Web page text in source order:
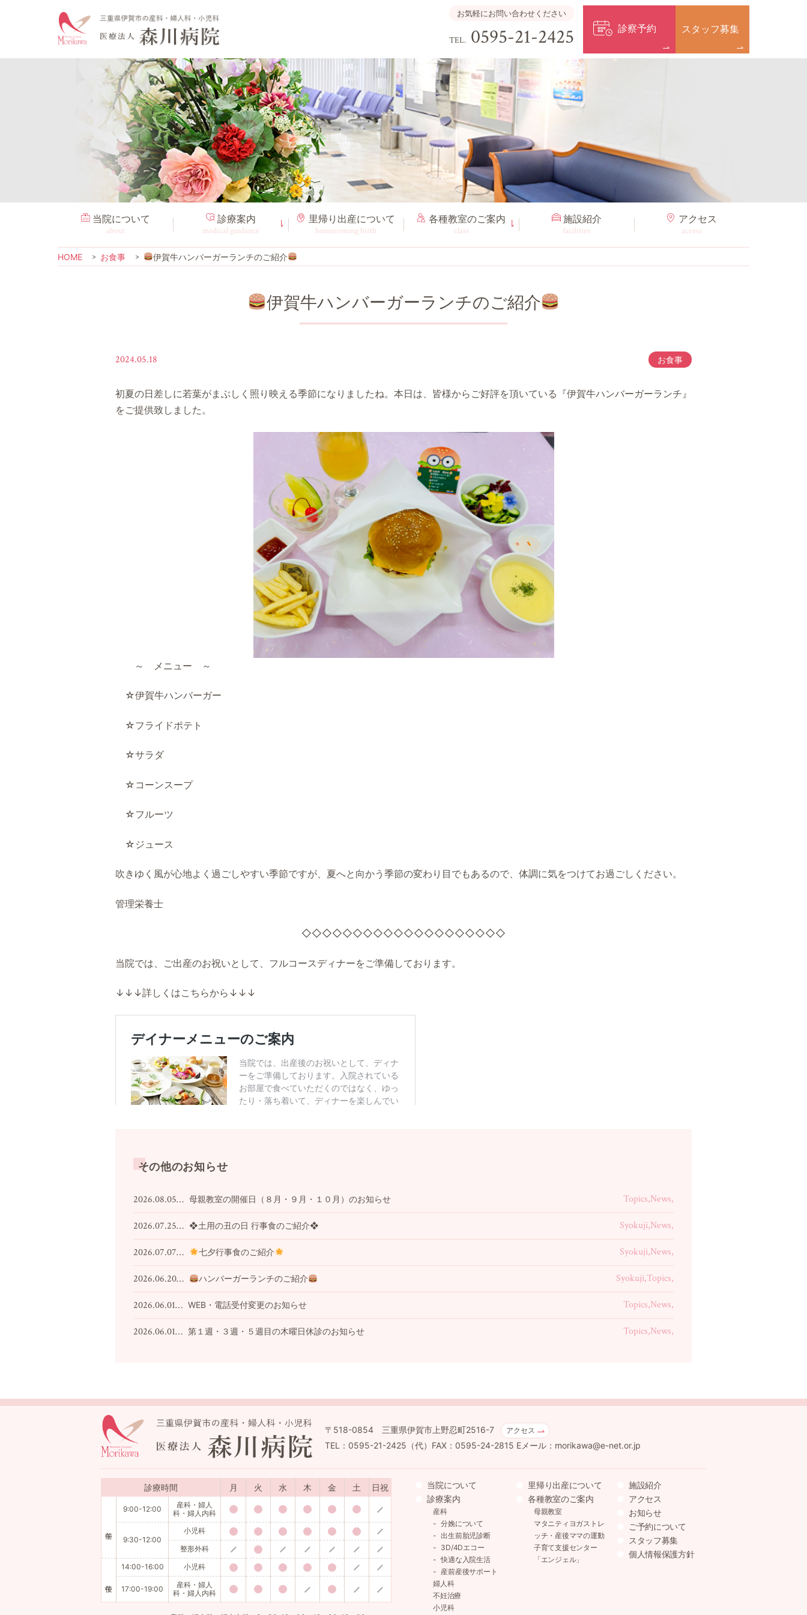
お気軽にお問い合わせください
TEL. 0595-21-2425 診察予約 スタッフ募集
当院について
about
診療案内
medical guidance
里帰り出産について
homecoming birth
各種教室のご案内
class
施設紹介
facilities
アクセス
access
HOME お食事 伊賀牛ハンバーガーランチのご紹介
伊賀牛ハンバーガーランチのご紹介
2024.05.18 お食事
初夏の日差しに若葉がまぶしく照り映える季節になりましたね。本日は、皆様からご好評を頂いている『伊賀牛ハンバーガーランチ』
をご提供致しました。
～ メニュー ～
☆伊賀牛ハンバーガー
☆フライドポテト
☆サラダ
☆コーンスープ
☆フルーツ
☆ジュース
吹きゆく風が心地よく過ごしやすい季節ですが、夏へと向かう季節の変わり目でもあるので、体調に気をつけてお過ごしください。
管理栄養士
◇◇◇◇◇◇◇◇◇◇◇◇◇◇◇◇◇◇◇◇
当院では、ご出産のお祝いとして、フルコースディナーをご準備しております。
↓↓↓詳しくはこちらから↓↓↓
その他のお知らせ
2026.08.05… Topics,News,
母親教室の開催日（８月・９月・１０月）のお知らせ
2026.07.25… Syokuji,News,
❖土用の丑の日 行事食のご紹介❖
2026.07.07… Syokuji,News,
七夕行事食のご紹介
2026.06.20… Syokuji,Topics,
ハンバーガーランチのご紹介
2026.06.01… Topics,News,
WEB・電話受付変更のお知らせ
2026.06.01… Topics,News,
第１週・３週・５週目の木曜日休診のお知らせ
〒518-0854 三重県伊賀市上野忍町2516-7 アクセス
TEL：0595-21-2425（代）FAX：0595-24-2815 Eメール：morikawa@e-net.or.jp
診療時間 月 火 水 木 金 土 日祝
9:00-12:00
産科・婦人
科・婦人内科
9:30-12:00
小児科
整形外科
14:00-16:00
小児科
17:00-19:00
産科・婦人
科・婦人内科
当院について
診療案内
産科
分娩について
出生前胎児診断
3D/4Dエコー
快適な入院生活
産前産後サポート
婦人科
不妊治療
小児科
里帰り出産について
各種教室のご案内
母親教室
マタニティヨガストレ
ッチ・産後ママの運動
子育て支援センター
「エンジェル」
施設紹介
アクセス
お知らせ
ご予約について
スタッフ募集
個人情報保護方針